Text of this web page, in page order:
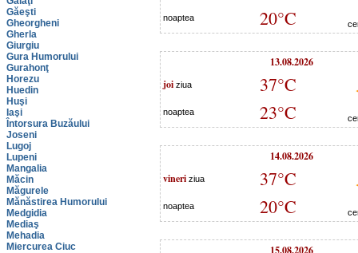
Găeşti
Gheorgheni
Gherla
Giurgiu
Gura Humorului
Gurahonţ
Horezu
Huedin
Huşi
Iaşi
Întorsura Buzăului
Joseni
Lugoj
Lupeni
Mangalia
Măcin
Măgurele
Mănăstirea Humorului
Medgidia
Mediaş
Mehadia
Miercurea Ciuc
noaptea 20°C
13.08.2026
joi ziua 37°C
noaptea 23°C
14.08.2026
vineri ziua 37°C
noaptea 20°C
15.08.2026